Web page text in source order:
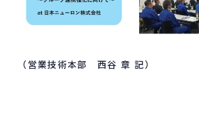
（営業技術本部 西谷 章 記）